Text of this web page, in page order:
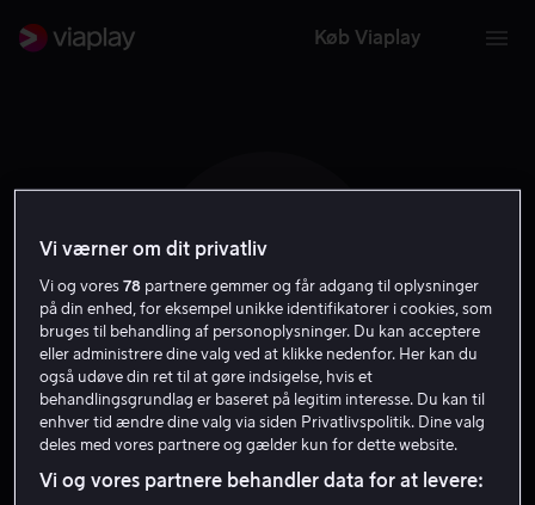
Køb Viaplay
J S
Jake Siegel
Skuespiller
Vi værner om dit privatliv
Vi og vores78 partnere gemmer og får adgang til oplysninger
på din enhed, for eksempel unikke identifikatorer i cookies, som
bruges til behandling af personoplysninger. Du kan acceptere
eller administrere dine valg ved at klikke nedenfor. Her kan du
også udøve din ret til at gøre indsigelse, hvis et
behandlingsgrundlag er baseret på legitim interesse. Du kan til
enhver tid ændre dine valg via siden Privatlivspolitik. Dine valg
deles med vores partnere og gælder kun for dette website.
Vi og vores partnere behandler data for at levere: